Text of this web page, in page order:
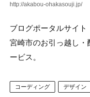
http://akabou-ohakasouji.jp/
ブログポータルサイト
宮崎市のお引っ越し・
ービス。
コーディング デザイン